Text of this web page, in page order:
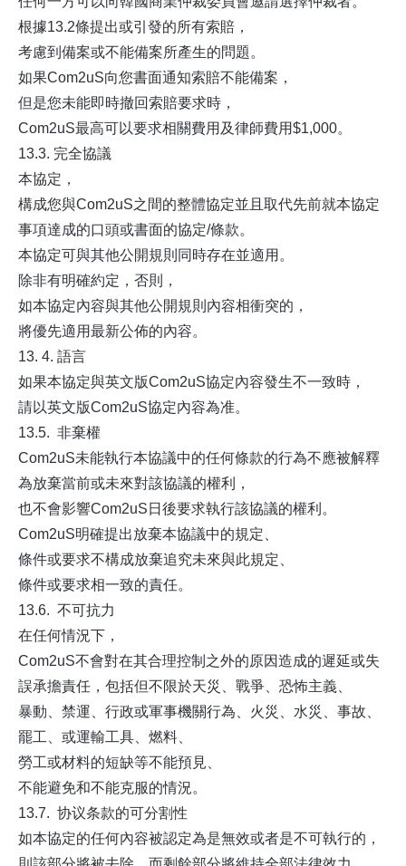
根據13.2條提出或引發的所有索賠，
考慮到備案或不能備案所產生的問題。
如果Com2uS向您書面通知索賠不能備案，
但是您未能即時撤回索賠要求時，
Com2uS最高可以要求相關費用及律師費用$1,000。
13.3. 完全協議
本協定，
構成您與Com2uS之間的整體協定並且取代先前就本協定
事項達成的口頭或書面的協定/條款。
本協定可與其他公開規則同時存在並適用。
除非有明確約定，否則，
如本協定內容與其他公開規則內容相衝突的，
將優先適用最新公佈的內容。
13. 4. 語言
如果本協定與英文版Com2uS協定內容發生不一致時，
請以英文版Com2uS協定內容為准。
13.5. 非棄權
Com2uS未能執行本協議中的任何條款的行為不應被解釋
為放棄當前或未來對該協議的權利，
也不會影響Com2uS日後要求執行該協議的權利。
Com2uS明確提出放棄本協議中的規定、
條件或要求不構成放棄追究未來與此規定、
條件或要求相一致的責任。
13.6. 不可抗力
在任何情況下，
Com2uS不會對在其合理控制之外的原因造成的遲延或失
誤承擔責任，包括但不限於天災、戰爭、恐怖主義、
暴動、禁運、行政或軍事機關行為、火災、水災、事故、
罷工、或運輸工具、燃料、
勞工或材料的短缺等不能預見、
不能避免和不能克服的情況。
13.7. 协议条款的可分割性
如本協定的任何內容被認定為是無效或者是不可執行的，